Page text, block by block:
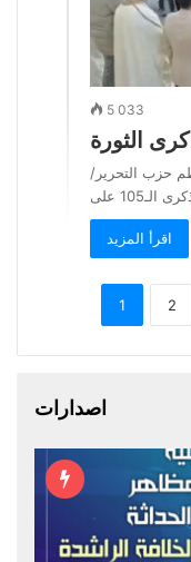
5 033
الثورة
حزب التحرير/
اقرأ المزيد
1 2
اصدارات